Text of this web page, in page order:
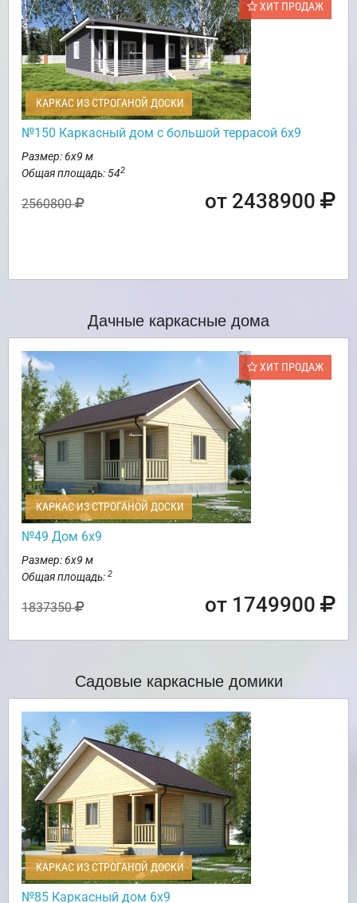
ХИТ ПРОДАЖ
КАРКАС ИЗ СТРОГАНОЙ ДОСКИ
№150 Каркасный дом с большой террасой 6х9
Размер: 6х9 м
Общая площадь: 542
2560800 от 2438900
Дачные каркасные дома
ХИТ ПРОДАЖ
КАРКАС ИЗ СТРОГАНОЙ ДОСКИ
№49 Дом 6х9
Размер: 6х9 м
Общая площадь: 2
1837350 от 1749900
Садовые каркасные домики
КАРКАС ИЗ СТРОГАНОЙ ДОСКИ
№85 Каркасный дом 6х9